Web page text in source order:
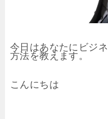
今日はあなたにビジ
方法を教えます。
こんにちは